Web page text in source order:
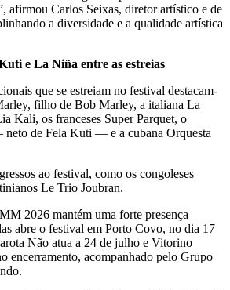
afirmou Carlos Seixas, diretor artístico e de
a diversidade e a qualidade artística
e La Niña entre as estreias
que se estreiam no festival destacam-
filho de Bob Marley, a italiana La
Kali, os franceses Super Parquet, o
de Fela Kuti — e a cubana Orquesta
ao festival, como os congoleses
Le Trio Joubran.
2026 mantém uma forte presença
abre o festival em Porto Covo, no dia 17
Não atua a 24 de julho e Vitorino
encerramento, acompanhado pelo Grupo